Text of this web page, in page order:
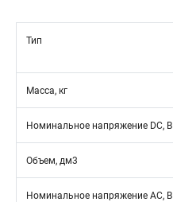
Тип
Масса, кг
Номинальное напряжение DC, В
Объем, дм3
Номинальное напряжение АС, В